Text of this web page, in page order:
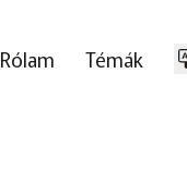
Rólam Témák